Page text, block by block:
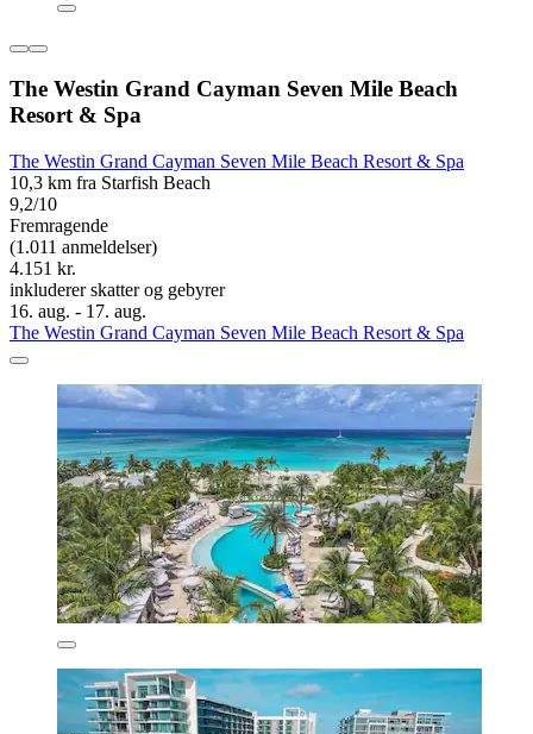
The Westin Grand Cayman Seven Mile Beach
Resort & Spa
The Westin Grand Cayman Seven Mile Beach Resort & Spa
10,3 km fra Starfish Beach
9,2/10
Fremragende
(1.011 anmeldelser)
4.151 kr.
inkluderer skatter og gebyrer
16. aug. - 17. aug.
The Westin Grand Cayman Seven Mile Beach Resort & Spa